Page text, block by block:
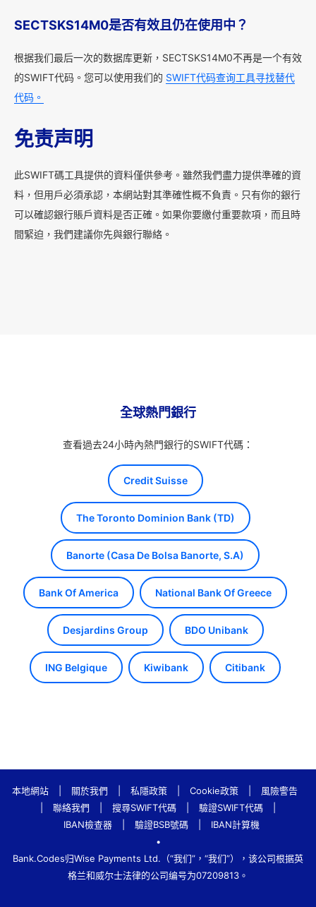
SECTSKS14M0是否有效且仍在使用中？
根据我们最后一次的数据库更新，SECTSKS14M0不再是一个有效
的SWIFT代码。您可以使用我们的 SWIFT代码查询工具寻找替代
代码。
免责声明
此SWIFT碼工具提供的資料僅供參考。雖然我們盡力提供準確的資
料，但用戶必須承認，本網站對其準確性概不負責。只有你的銀行
可以確認銀行賬戶資料是否正確。如果你要繳付重要款項，而且時
間緊迫，我們建議你先與銀行聯絡。
全球熱門銀行
查看過去24小時內熱門銀行的SWIFT代碼：
Credit Suisse
The Toronto Dominion Bank (TD)
Banorte (Casa De Bolsa Banorte, S.A)
Bank Of America National Bank Of Greece
Desjardins Group BDO Unibank
ING Belgique Kiwibank Citibank
本地網站 關於我們 私隱政策 Cookie政策
風險警告
聯絡我們 搜尋SWIFT代碼 驗證SWIFT代碼
IBAN檢查器
驗證BSB號碼
IBAN計算機
•
Bank.Codes归Wise Payments Ltd.（“我们”，“我们”），该公司根据英
格兰和威尔士法律的公司编号为07209813。